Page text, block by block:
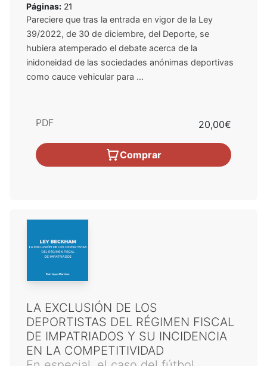
Páginas: 21
Pareciere que tras la entrada en vigor de la Ley
39/2022, de 30 de diciembre, del Deporte, se
hubiera atemperado el debate acerca de la
inidoneidad de las sociedades anónimas deportivas
como cauce vehicular para ...
PDF 20,00€
Comprar
LA EXCLUSIÓN DE LOS
DEPORTISTAS DEL RÉGIMEN FISCAL
DE IMPATRIADOS Y SU INCIDENCIA
EN LA COMPETITIVIDAD